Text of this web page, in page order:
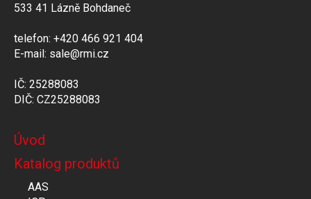
533 41 Lázně Bohdaneč
telefon: +420 466 921 404
E-mail: sale@rmi.cz
IČ: 25288083
DIČ: CZ25288083
Úvod
Katalog produktů
AAS